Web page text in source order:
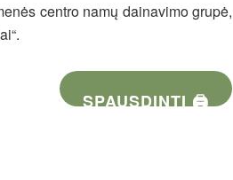
centro namų dainavimo grupė,
SPAUSDINTI 🖨